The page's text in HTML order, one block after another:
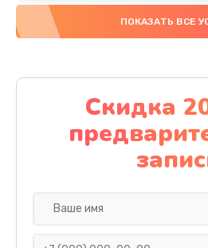
Замена южного
Чистка от
1060
ПОКАЗАТЬ ВСЕ
Скидка